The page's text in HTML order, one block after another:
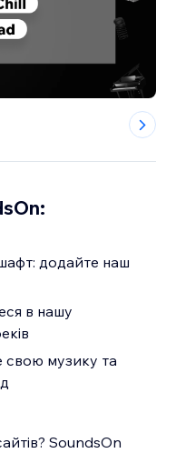
додайте наш
в нашу
свою музику та
SoundsOn